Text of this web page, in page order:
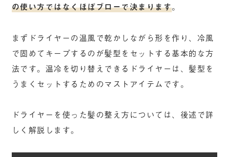
の使い方ではなくほぼブローで決まります。
まずドライヤーの温風で乾かしながら形を作り、冷風
で固めてキープするのが髪型をセットする基本的な方
法です。温冷を切り替えできるドライヤーは、髪型を
うまくセットするためのマストアイテムです。
ドライヤーを使った髪の整え方については、後述で詳
しく解説します。